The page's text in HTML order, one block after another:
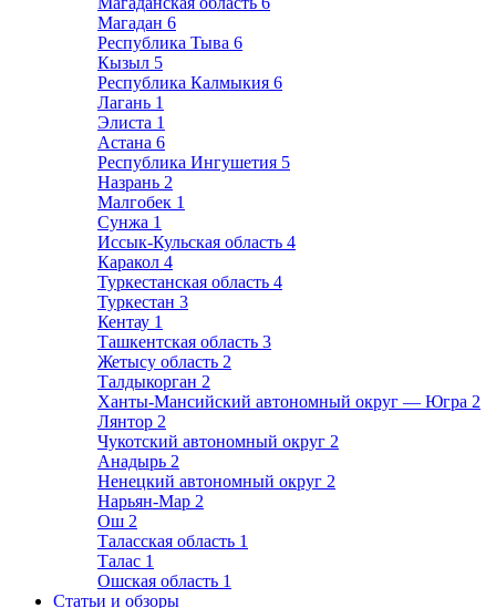
Магадан 6
Республика Тыва 6
Кызыл 5
Республика Калмыкия 6
Лагань 1
Элиста 1
Астана 6
Республика Ингушетия 5
Назрань 2
Малгобек 1
Сунжа 1
Иссык-Кульская область 4
Каракол 4
Туркестанская область 4
Туркестан 3
Кентау 1
Ташкентская область 3
Жетысу область 2
Талдыкорган 2
Ханты-Мансийский автономный округ — Югра 2
Лянтор 2
Чукотский автономный округ 2
Анадырь 2
Ненецкий автономный округ 2
Нарьян-Мар 2
Ош 2
Таласская область 1
Талас 1
Ошская область 1
Статьи и обзоры